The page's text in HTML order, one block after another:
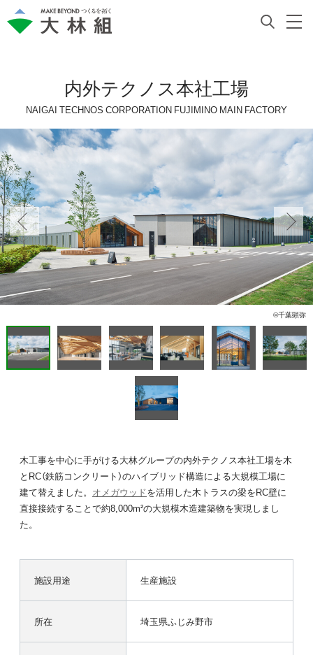
内外テクノス本社工場
NAIGAI TECHNOS CORPORATION FUJIMINO MAIN FACTORY
©千葉顕弥
木工事を中心に手がける大林グループの内外テクノス本社工場を木
とRC（鉄筋コンクリート）のハイブリッド構造による大規模工場に
建て替えました。 オメガウッドを活用した木トラスの梁をRC壁に
直接接続することで約8,000m²の大規模木造建築物を実現しまし
た。
施設用途 生産施設
所在 埼玉県ふじみ野市